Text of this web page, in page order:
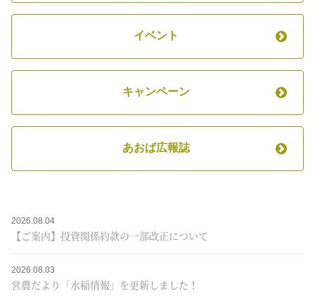
イベント
キャンペーン
あおば広報誌
2026.08.04
【ご案内】投資関係約款の一部改正について
2026.08.03
営農だより「水稲情報」を更新しました！